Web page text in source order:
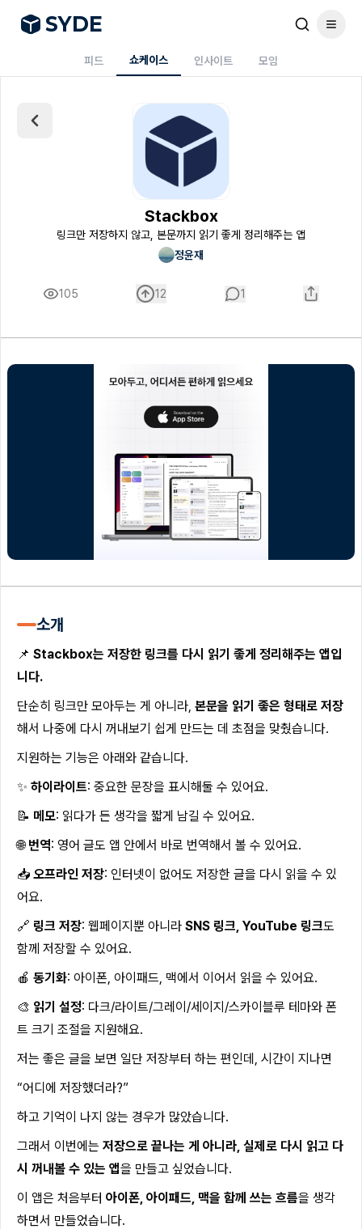
SYDE
피드 쇼케이스 인사이트 모임
Stackbox
링크만 저장하지 않고, 본문까지 읽기 좋게 정리해주는 앱
정윤재
105 12 1
소개
📌 Stackbox는 저장한 링크를 다시 읽기 좋게 정리해주는 앱입
니다.
단순히 링크만 모아두는 게 아니라, 본문을 읽기 좋은 형태로 저장
해서 나중에 다시 꺼내보기 쉽게 만드는 데 초점을 맞췄습니다.
지원하는 기능은 아래와 같습니다.
✨ 하이라이트: 중요한 문장을 표시해둘 수 있어요.
📝 메모: 읽다가 든 생각을 짧게 남길 수 있어요.
🌐번역: 영어 글도 앱 안에서 바로 번역해서 볼 수 있어요.
📥 오프라인 저장: 인터넷이 없어도 저장한 글을 다시 읽을 수 있
어요.
🔗 링크 저장: 웹페이지뿐 아니라 SNS 링크, YouTube 링크도
함께 저장할 수 있어요.
🍎 동기화: 아이폰, 아이패드, 맥에서 이어서 읽을 수 있어요.
🎨 읽기 설정: 다크/라이트/그레이/세이지/스카이블루 테마와 폰
트 크기 조절을 지원해요.
저는 좋은 글을 보면 일단 저장부터 하는 편인데, 시간이 지나면
“어디에 저장했더라?”
하고 기억이 나지 않는 경우가 많았습니다.
그래서 이번에는 저장으로 끝나는 게 아니라, 실제로 다시 읽고 다
시 꺼내볼 수 있는 앱을 만들고 싶었습니다.
이 앱은 처음부터 아이폰, 아이패드, 맥을 함께 쓰는 흐름을 생각
하면서 만들었습니다.